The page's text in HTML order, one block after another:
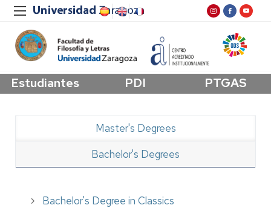
Estudiantes PDI PTGAS
Bachelor's Degrees
Master's Degrees
Bachelor's Degree in Classics